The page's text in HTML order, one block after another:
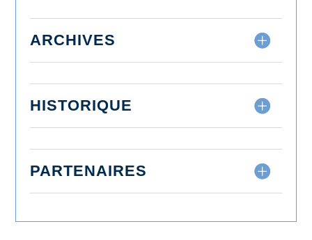
ARCHIVES
HISTORIQUE
PARTENAIRES